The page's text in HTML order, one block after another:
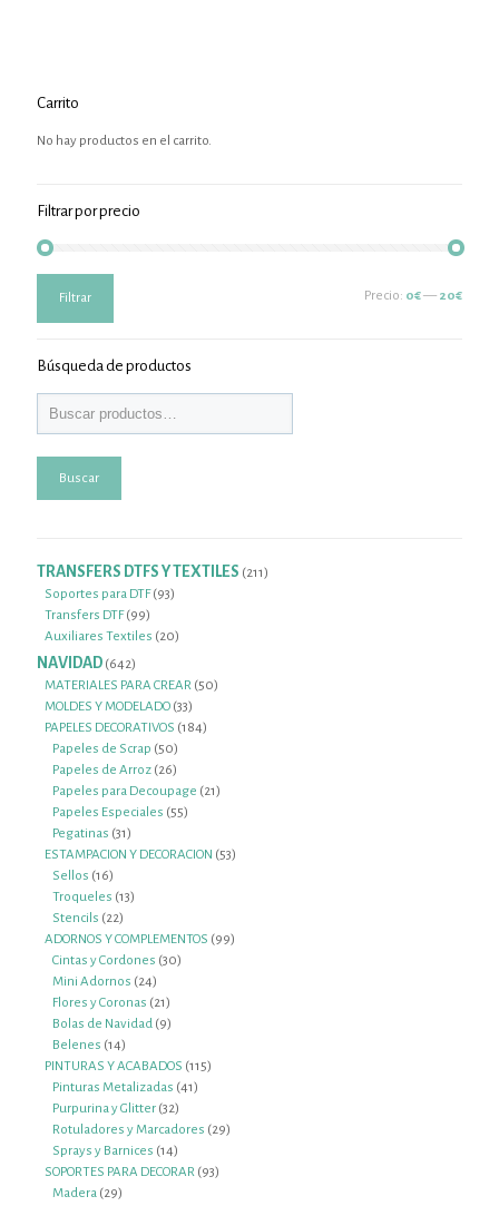
Carrito
No hay productos en el carrito.
Filtrar por precio
mínimo
máximo
Filtrar Precio: 0€— 20€
Búsqueda de productos
Buscar
TRANSFERS DTFS Y TEXTILES 211211
Soportes para DTF 9393
Transfers DTF 9999
productos
Auxiliares Textiles 2020
NAVIDAD 642642
productos
MATERIALES PARA CREAR 5050
MOLDES Y MODELADO 3333
productos
PAPELES DECORATIVOS 184184
Papeles de Scrap 5050
productos
Papeles de Arroz 2626
productos
Papeles para Decoupage 2121
Papeles Especiales 5555
Pegatinas 3131
productos
ESTAMPACION Y DECORACION 5353
Sellos 1616
productos
Troqueles 1313
Stencils 2222
productos
ADORNOS Y COMPLEMENTOS 9999
Cintas y Cordones 3030
Mini Adornos 2424
productos
Flores y Coronas 2121
productos
Bolas de Navidad 99
Belenes 1414
productos
PINTURAS Y ACABADOS 115115
Pinturas Metalizadas 4141
Purpurina y Glitter 3232
productos
Rotuladores y Marcadores 2929
Sprays y Barnices 1414
productos
SOPORTES PARA DECORAR 9393
Madera 2929